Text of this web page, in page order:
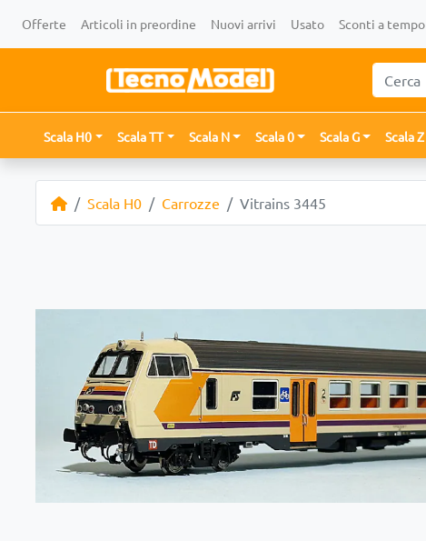
Offerte Articoli in preordine Nuovi arrivi Usato Sconti a tempo
Scala H0 Scala TT Scala N Scala 0 Scala G Scala Z
Scala H0 Carrozze Vitrains 3445